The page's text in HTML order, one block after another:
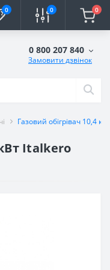
0 0 0
0 800 207 840
Замовити дзвінок
Газовий обігрівач 10,4
Italkero